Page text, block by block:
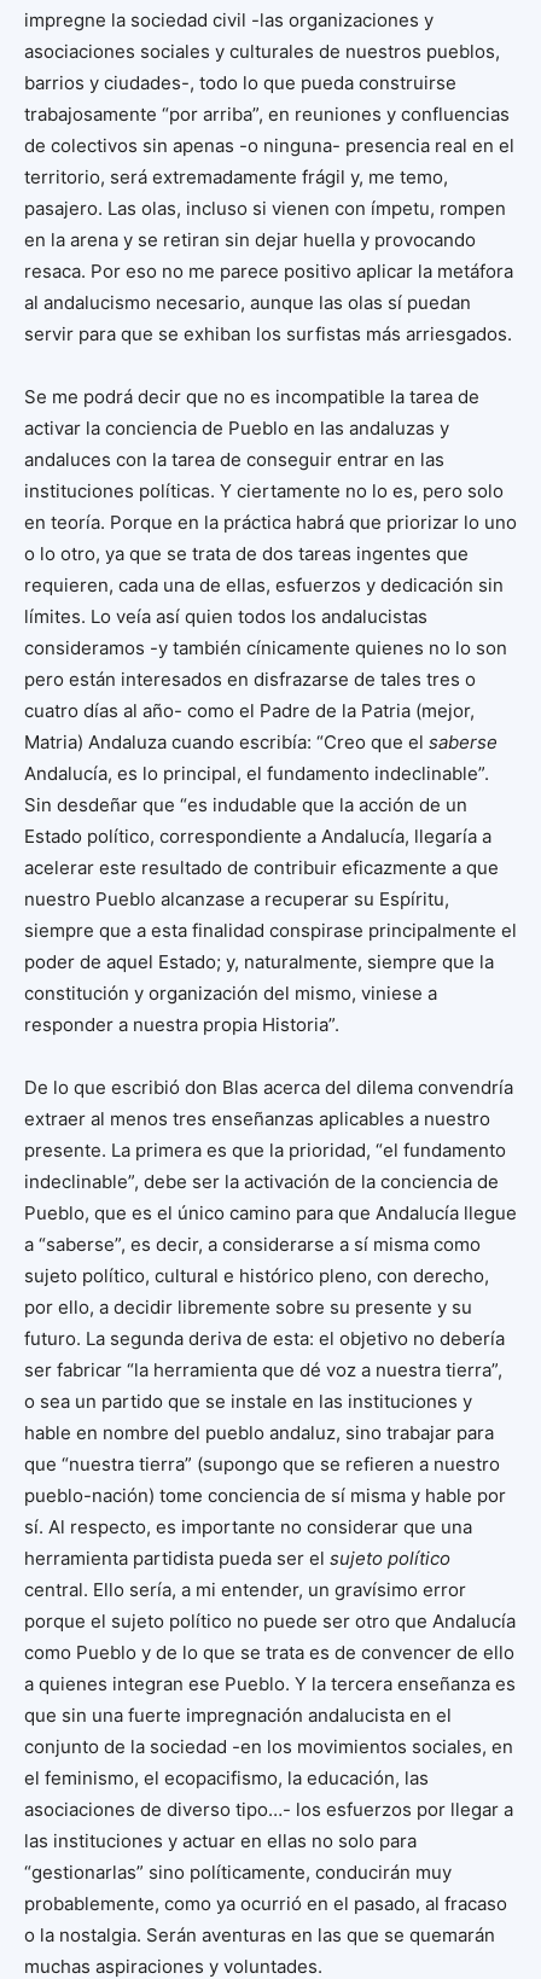
impregne la sociedad civil -las organizaciones y
asociaciones sociales y culturales de nuestros pueblos,
barrios y ciudades-, todo lo que pueda construirse
trabajosamente “por arriba”, en reuniones y confluencias
de colectivos sin apenas -o ninguna- presencia real en el
territorio, será extremadamente frágil y, me temo,
pasajero. Las olas, incluso si vienen con ímpetu, rompen
en la arena y se retiran sin dejar huella y provocando
resaca. Por eso no me parece positivo aplicar la metáfora
al andalucismo necesario, aunque las olas sí puedan
servir para que se exhiban los surfistas más arriesgados.
Se me podrá decir que no es incompatible la tarea de
activar la conciencia de Pueblo en las andaluzas y
andaluces con la tarea de conseguir entrar en las
instituciones políticas. Y ciertamente no lo es, pero solo
en teoría. Porque en la práctica habrá que priorizar lo uno
o lo otro, ya que se trata de dos tareas ingentes que
requieren, cada una de ellas, esfuerzos y dedicación sin
límites. Lo veía así quien todos los andalucistas
consideramos -y también cínicamente quienes no lo son
pero están interesados en disfrazarse de tales tres o
cuatro días al año- como el Padre de la Patria (mejor,
Matria) Andaluza cuando escribía: “Creo que el saberse
Andalucía, es lo principal, el fundamento indeclinable”.
Sin desdeñar que “es indudable que la acción de un
Estado político, correspondiente a Andalucía, llegaría a
acelerar este resultado de contribuir eficazmente a que
nuestro Pueblo alcanzase a recuperar su Espíritu,
siempre que a esta finalidad conspirase principalmente el
poder de aquel Estado; y, naturalmente, siempre que la
constitución y organización del mismo, viniese a
responder a nuestra propia Historia”.
De lo que escribió don Blas acerca del dilema convendría
extraer al menos tres enseñanzas aplicables a nuestro
presente. La primera es que la prioridad, “el fundamento
indeclinable”, debe ser la activación de la conciencia de
Pueblo, que es el único camino para que Andalucía llegue
a “saberse”, es decir, a considerarse a sí misma como
sujeto político, cultural e histórico pleno, con derecho,
por ello, a decidir libremente sobre su presente y su
futuro. La segunda deriva de esta: el objetivo no debería
ser fabricar “la herramienta que dé voz a nuestra tierra”,
o sea un partido que se instale en las instituciones y
hable en nombre del pueblo andaluz, sino trabajar para
que “nuestra tierra” (supongo que se refieren a nuestro
pueblo-nación) tome conciencia de sí misma y hable por
sí. Al respecto, es importante no considerar que una
herramienta partidista pueda ser el sujeto político
central. Ello sería, a mi entender, un gravísimo error
porque el sujeto político no puede ser otro que Andalucía
como Pueblo y de lo que se trata es de convencer de ello
a quienes integran ese Pueblo. Y la tercera enseñanza es
que sin una fuerte impregnación andalucista en el
conjunto de la sociedad -en los movimientos sociales, en
el feminismo, el ecopacifismo, la educación, las
asociaciones de diverso tipo…- los esfuerzos por llegar a
las instituciones y actuar en ellas no solo para
“gestionarlas” sino políticamente, conducirán muy
probablemente, como ya ocurrió en el pasado, al fracaso
o la nostalgia. Serán aventuras en las que se quemarán
muchas aspiraciones y voluntades.